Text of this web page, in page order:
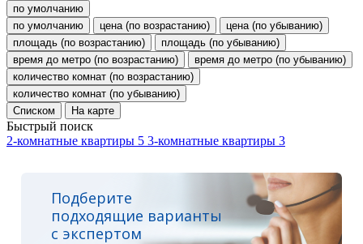
по умолчанию
по умолчанию
цена (по возрастанию)
цена (по убыванию)
площадь (по возрастанию)
площадь (по убыванию)
время до метро (по возрастанию)
время до метро (по убыванию)
количество комнат (по возрастанию)
количество комнат (по убыванию)
Списком
На карте
Быстрый поиск
2-комнатные квартиры 5 3-комнатные квартиры 3
Подберите
подходящие варианты
с экспертом